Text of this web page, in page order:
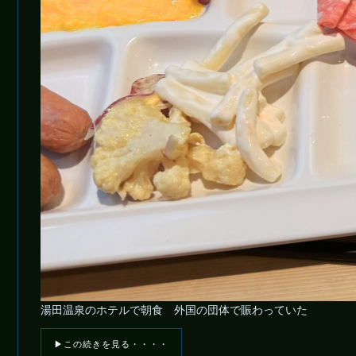
湯田温泉のホテルで朝食 外国の団体で賑わっていた
▶この続きを見る・・・・